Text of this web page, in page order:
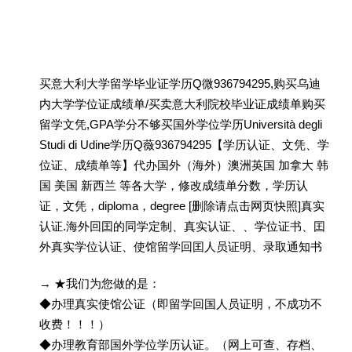
买意大利大学留学毕业证学历Q微936794295,购买乌迪
内大学学位证成绩单/买卖意大利院校毕业证成绩单购买
留学文凭,GPA学分不够买国外学位学历Università degli
Studi di Udine学历Q薇936794295【学历认证、文凭、学
位证、成绩单等】代办国外（海外）澳洲英国 加拿大 韩
国 美国 新西兰 等各大学，修改成绩单分数，学历认
证，文凭，diploma，degree [删除请点击网页快照]真实
认证.海外回囯的同学定制、真实认证、、学位证书、囯
外真实学位认证、使馆留学回囯人员证明、录取通知书
→ ★我们为您做的是：
◆办理真实使馆公证（即留学回国人员证明，不成功不
收费！！！）
◆办理教育部国外学位学历认证。（网上可查、存档、